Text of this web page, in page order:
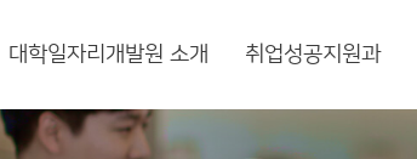
대학일자리개발원 소개 취업성공지원과